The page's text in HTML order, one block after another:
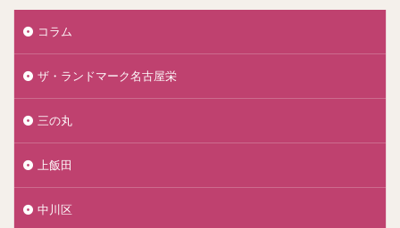
コラム
ザ・ランドマーク名古屋栄
三の丸
上飯田
中川区